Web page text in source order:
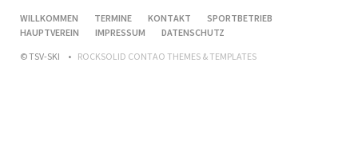
NAVIGATION
ÜBERSPRINGEN
WILLKOMMEN TERMINE KONTAKT
SPORTBETRIEB
HAUPTVEREIN
IMPRESSUM
DATENSCHUTZ
© TSV-SKI
ROCKSOLID CONTAO THEMES & TEMPLATES